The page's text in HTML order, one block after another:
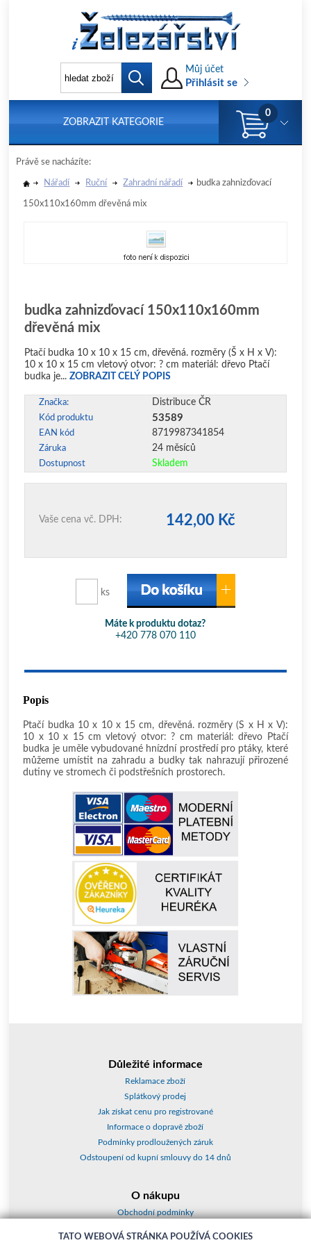
Můj účet
Přihlásit se
ZOBRAZIT KATEGORIE
0
Právě se nacházíte:
Nářadí Ruční Zahradní nářadí budka zahnizďovací
150x110x160mm dřevěná mix
budka zahnizďovací 150x110x160mm
dřevěná mix
Ptačí budka 10 x 10 x 15 cm, dřevěná. rozměry (Š x H x V):
10 x 10 x 15 cm vletový otvor: ? cm materiál: dřevo Ptačí
budka je... ZOBRAZIT CELÝ POPIS
Značka: Distribuce ČR
Kód produktu 53589
EAN kód 8719987341854
Záruka 24 měsíců
Dostupnost Skladem
Vaše cena vč. DPH: 142,00 Kč
ks
Máte k produktu dotaz?
+420 778 070 110
Popis
Ptačí budka 10 x 10 x 15 cm, dřevěná. rozměry (Š x H x V):
10 x 10 x 15 cm vletový otvor: ? cm materiál: dřevo Ptačí
budka je uměle vybudované hnízdní prostředí pro ptáky, které
můžeme umístit na zahradu a budky tak nahrazují přirozené
dutiny ve stromech či podstřešních prostorech.
Důležité informace
Reklamace zboží
Splátkový prodej
Jak získat cenu pro registrované
Informace o dopravě zboží
Podmínky prodloužených záruk
Odstoupení od kupní smlouvy do 14 dnů
O nákupu
Obchodní podmínky
TATO WEBOVÁ STRÁNKA POUŽÍVÁ COOKIES